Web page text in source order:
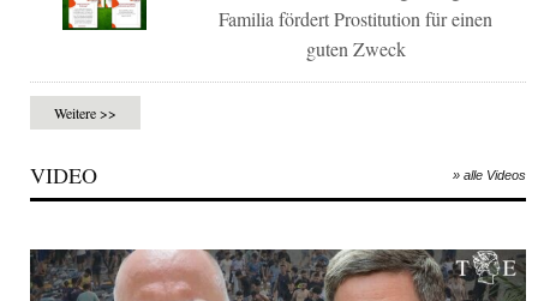
Familia fördert Prostitution für einen
guten Zweck
Weitere >>
VIDEO » alle Videos